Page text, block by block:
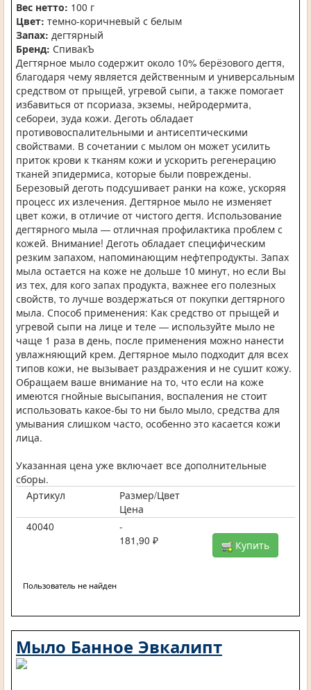
Вес нетто: 100 г
Цвет: темно-коричневый с белым
Запах: дегтярный
Бренд: СпивакЪ
Дегтярное мыло содержит около 10% берёзового дегтя,
благодаря чему является действенным и универсальным
средством от прыщей, угревой сыпи, а также помогает
избавиться от псориаза, экземы, нейродермита,
себореи, зуда кожи. Деготь обладает
противовоспалительными и антисептическими
свойствами. В сочетании с мылом он может усилить
приток крови к тканям кожи и ускорить регенерацию
тканей эпидермиса, которые были повреждены.
Березовый деготь подсушивает ранки на коже, ускоряя
процесс их излечения. Дегтярное мыло не изменяет
цвет кожи, в отличие от чистого дегтя. Использование
дегтярного мыла — отличная профилактика проблем с
кожей. Внимание! Деготь обладает специфическим
резким запахом, напоминающим нефтепродукты. Запах
мыла остается на коже не дольше 10 минут, но если Вы
из тех, для кого запах продукта, важнее его полезных
свойств, то лучше воздержаться от покупки дегтярного
мыла. Способ применения: Как средство от прыщей и
угревой сыпи на лице и теле — используйте мыло не
чаще 1 раза в день, после применения можно нанести
увлажняющий крем. Дегтярное мыло подходит для всех
типов кожи, не вызывает раздражения и не сушит кожу.
Обращаем ваше внимание на то, что если на коже
имеются гнойные высыпания, воспаления не стоит
использовать какое-бы то ни было мыло, средства для
умывания слишком часто, особенно это касается кожи
лица.
Указанная цена уже включает все дополнительные
сборы.
Артикул
Размер/Цвет
Цена
40040
-
181,90 ₽
Купить
Пользователь не найден
Мыло Банное Эвкалипт